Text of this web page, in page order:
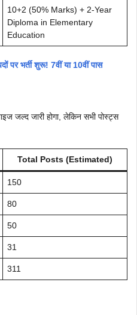
10+2 (50% Marks) + 2-Year
Diploma in Elementary
Education
पर भर्ती शुरू! 7वीं या 10वीं पास
जल्द जारी होगा, लेकिन सभी पोस्ट्स
Total Posts (Estimated)
150
80
50
31
311